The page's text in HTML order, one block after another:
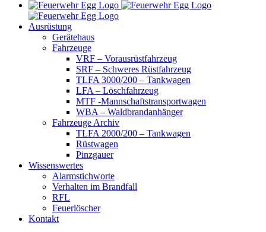
Ausrüstung
Gerätehaus
Fahrzeuge
VRF – Vorausrüstfahrzeug
SRF – Schweres Rüstfahrzeug
TLFA 3000/200 – Tankwagen
LFA – Löschfahrzeug
MTF -Mannschaftstransportwagen
WBA – Waldbrandanhänger
Fahrzeuge Archiv
TLFA 2000/200 – Tankwagen
Rüstwagen
Pinzgauer
Wissenswertes
Alarmstichworte
Verhalten im Brandfall
RFL
Feuerlöscher
Kontakt